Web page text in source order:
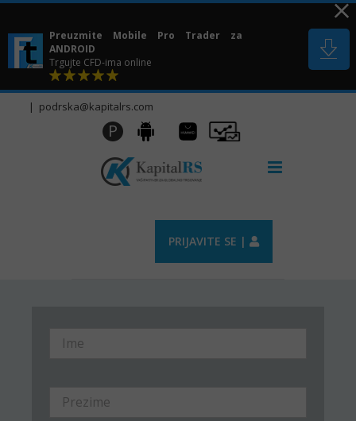
Skip
content
Preuzmite Mobile Pro Trader za
ANDROID
Trgujte CFD-ima online
| podrska@kapitalrs.com
P Android
Huawei
AppGallery
Pro
Trader
PRIJAVITE SE |